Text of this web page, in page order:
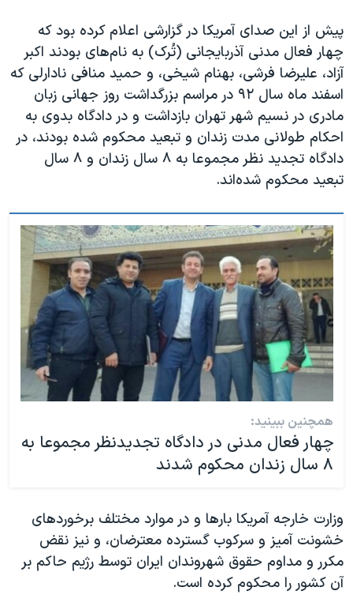
پیش از این صدای آمریکا در گزارشی اعلام کرده بود که
چهار فعال مدنی آذربایجانی (تُرک) به نام‌های بودند اکبر
آزاد، علیرضا فرشی، بهنام شیخی، و حمید منافی نادارلی که
اسفند ماه سال ۹۲ در مراسم بزرگداشت روز جهانی زبان
مادری در نسیم شهر تهران بازداشت و در دادگاه بدوی به
احکام طولانی مدت زندان و تبعید محکوم شده بودند، در
دادگاه تجدید نظر مجموعا به ۸ سال زندان و ۸ سال
تبعید محکوم شده‌اند.
همچنین ببینید:
چهار فعال مدنی در دادگاه تجدیدنظر مجموعا به
۸ سال زندان محکوم شدند
وزارت خارجه آمریکا بارها و در موارد مختلف برخوردهای
خشونت آمیز و سرکوب گسترده معترضان، و نیز نقض
مکرر و مداوم حقوق شهروندان ایران توسط رژیم حاکم بر
آن کشور را محکوم کرده است.